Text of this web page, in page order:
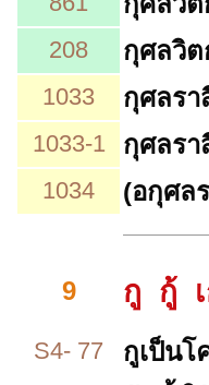
208 กุศลวิต
1033 กุศลรา
1033-1 กุศลรา
1034 (อกุศล
9 กู กู้ เ
S4- 77 กูเป็นโ